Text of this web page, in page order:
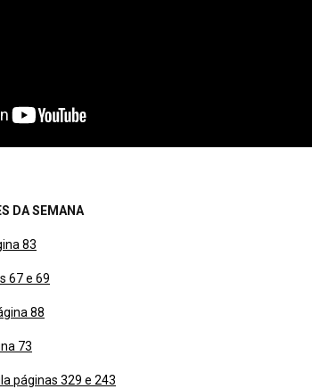
DA SEMANA
83
67 e 69
88
73
páginas 329 e 243